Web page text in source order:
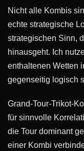
Nicht alle Kombis
echte strategische
strategischen Sinn,
hinausgeht. Ich
enthaltenen Wetten
gegenseitig logisch
Grand-Tour-Trikot-
für sinnvolle
die Tour dominant
einer Kombi